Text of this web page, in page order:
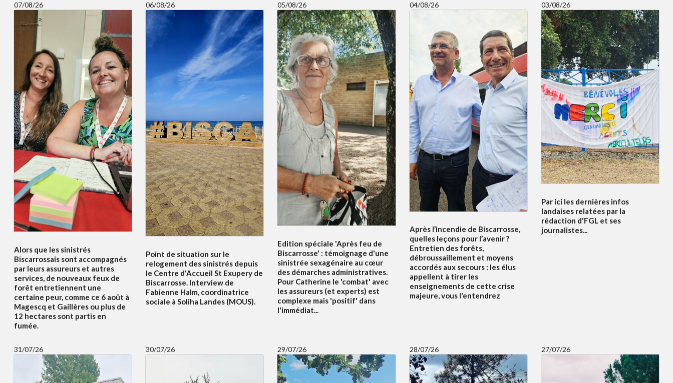
07/08/26
Alors que les sinistrés
Biscarrossais sont accompagnés
par leurs assureurs et autres
services, de nouveaux feux de
forêt entretiennent une
certaine peur, comme ce 6 août à
Magescq et Gaillères ou plus de
12 hectares sont partis en
fumée.
06/08/26
Point de situation sur le
relogement des sinistrés depuis
le Centre d'Accueil St Exupery de
Biscarrosse. Interview de
Fabienne Halm, coordinatrice
sociale à Soliha Landes (MOUS).
05/08/26
Edition spéciale 'Après feu de
Biscarrosse' : témoignage d'une
sinistrée sexagénaire au cœur
des démarches administratives.
Pour Catherine le 'combat' avec
les assureurs (et experts) est
complexe mais 'positif' dans
l'immédiat...
04/08/26
Après l’incendie de Biscarrosse,
quelles leçons pour l’avenir ?
Entretien des forêts,
débroussaillement et moyens
accordés aux secours : les élus
appellent à tirer les
enseignements de cette crise
majeure, vous l'entendrez
03/08/26
Par ici les dernières infos
landaises relatées par la
rédaction d'FGL et ses
journalistes...
31/07/26 30/07/26 29/07/26 28/07/26 27/07/26